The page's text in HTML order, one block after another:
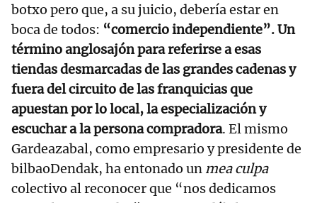
botxo pero que, a su juicio, debería estar en
boca de todos: “comercio independiente”. Un
término anglosajón para referirse a esas
tiendas desmarcadas de las grandes cadenas y
fuera del circuito de las franquicias que
apuestan por lo local, la especialización y
escuchar a la persona compradora. El mismo
Gardeazabal, como empresario y presidente de
bilbaoDendak, ha entonado un mea culpa
colectivo al reconocer que “nos dedicamos